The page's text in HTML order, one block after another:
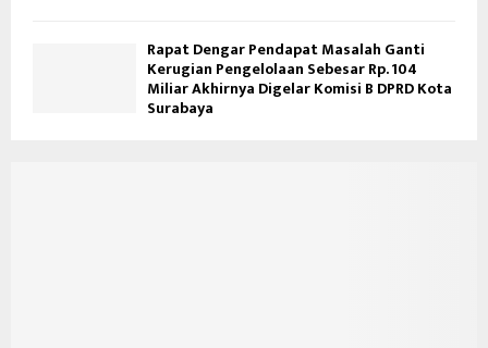
Rapat Dengar Pendapat Masalah Ganti
Kerugian Pengelolaan Sebesar Rp. 104
Miliar Akhirnya Digelar Komisi B DPRD Kota
Surabaya